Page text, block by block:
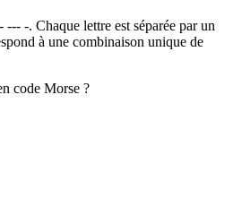
-. Chaque lettre est séparée par un
à une combinaison unique de
code Morse ?